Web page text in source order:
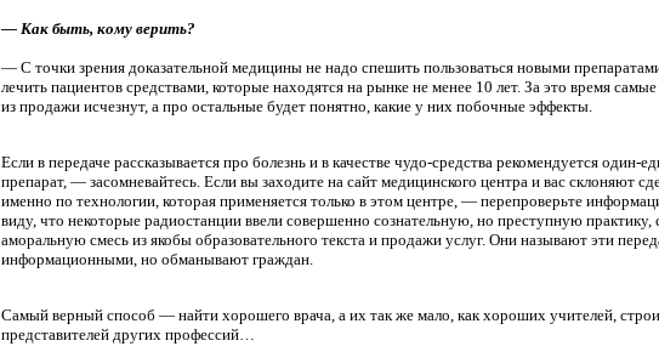
— Как быть, кому верить?
— С точки зрения доказательной медицины не надо спешить пользоваться новыми
лечить пациентов средствами, которые находятся на рынке не менее 10 лет. За это время
из продажи исчезнут, а про остальные будет понятно, какие у них побочные эффекты.
Если в передаче рассказывается про болезнь и в качестве чудо-средства рекомендуется один-
препарат, — засомневайтесь. Если вы заходите на сайт медицинского центра и вас склоняют
именно по технологии, которая применяется только в этом центре, — перепроверьте
виду, что некоторые радиостанции ввели совершенно сознательную, но преступную практику,
аморальную смесь из якобы образовательного текста и продажи услуг. Они называют эти
информационными, но обманывают граждан.
Самый верный способ — найти хорошего врача, а их так же мало, как хороших учителей,
представителей других профессий…